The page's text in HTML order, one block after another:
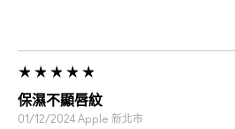
保濕不顯唇紋
01/12/2024 Apple 新北市